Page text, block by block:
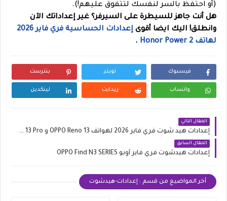
(أو احتفظ بالسر لنفسك لتتفوق عليهم!).
هل أنت جاهز للسيطرة على السيرفر؟ غير إعداداتك الآن
وانطلق! اليك ايضا أقوى
إعدادات الحساسية فري فاير 2026
لهاتف Honor Power 2
.
فيسبوك تويتر بنترست
واتساب ريدايت لينكدين
المقال التالي
إعدادات هيد شوت فري فاير 2026 لهواتف OPPO Reno 13 و Reno 13 Pro
المقال السابق
إعدادات هيدشوت فري فاير أوبو OPPO Find N3 SERIES
أخر المواضيع من قسم : إعدادات-هيدشوت